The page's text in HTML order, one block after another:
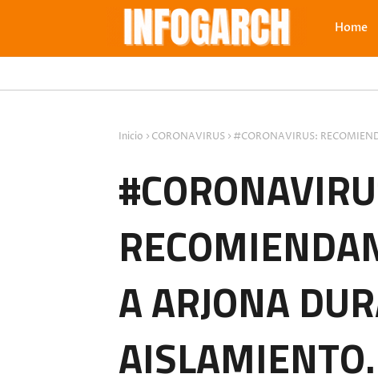
Home
Inicio CORONAVIRUS #CORONAVIRUS:
A ARJONA
AISLAMIENTO.